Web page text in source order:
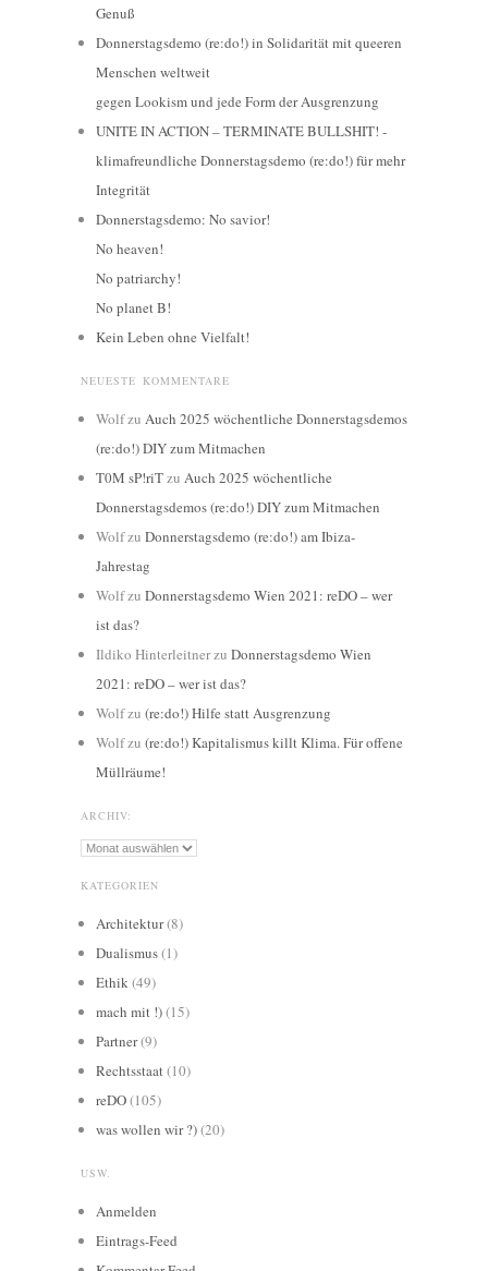
Genuß
Donnerstagsdemo (re:do!) in Solidarität mit queeren
Menschen weltweit
gegen Lookism und jede Form der Ausgrenzung
UNITE IN ACTION – TERMINATE BULLSHIT! -
klimafreundliche Donnerstagsdemo (re:do!) für mehr
Integrität
Donnerstagsdemo: No savior!
No heaven!
No patriarchy!
No planet B!
Kein Leben ohne Vielfalt!
NEUESTE KOMMENTARE
Wolfzu Auch 2025 wöchentliche Donnerstagsdemos
(re:do!) DIY zum Mitmachen
T0M sP!riTzu Auch 2025 wöchentliche
Donnerstagsdemos (re:do!) DIY zum Mitmachen
Wolfzu Donnerstagsdemo (re:do!) am Ibiza-
Jahrestag
Wolfzu Donnerstagsdemo Wien 2021: reDO – wer
ist das?
Ildiko Hinterleitnerzu Donnerstagsdemo Wien
2021: reDO – wer ist das?
Wolfzu (re:do!) Hilfe statt Ausgrenzung
Wolfzu (re:do!) Kapitalismus killt Klima. Für offene
Müllräume!
ARCHIV:
Archiv:
KATEGORIEN
Architektur(8)
Dualismus(1)
Ethik(49)
mach mit !)(15)
Partner(9)
Rechtsstaat(10)
reDO(105)
was wollen wir ?)(20)
USW.
Anmelden
Eintrags-Feed